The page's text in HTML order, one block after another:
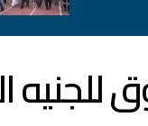
للجنيه